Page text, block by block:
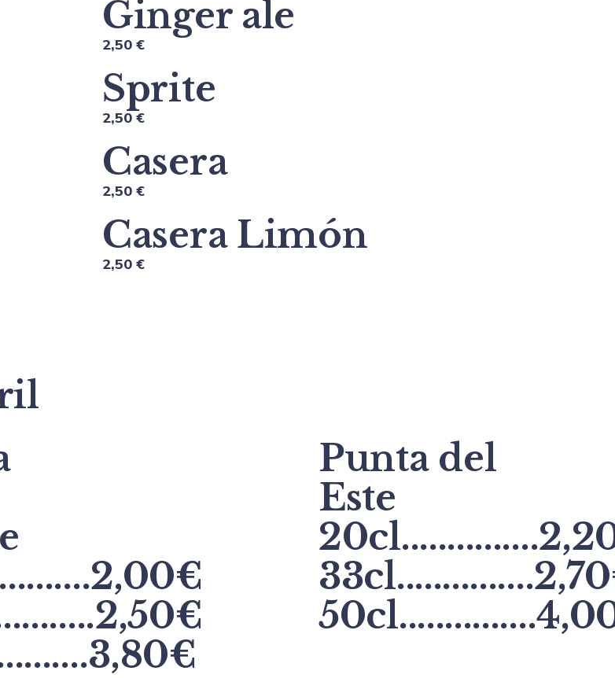
Ginger ale
2,50 €
Sprite
2,50 €
Casera
2,50 €
Casera Limón
2,50 €
Punta del
Este